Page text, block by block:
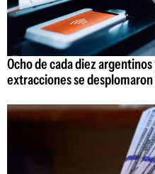
Ocho de cada diez
extracciones se desplomaron